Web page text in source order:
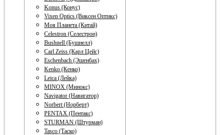
Konus (Конус)
Vixen Optics (Виксен Оптикс)
Моя Планета (Китай)
Celestron (Селестрон)
Bushnell (Бушнелл)
Carl Zeiss (Карл Цейс)
Eschenbach (Эшенбах)
Kenko (Кенко)
Leica (Лейка)
MINOX (Минокс)
Navigator (Навигатор)
Norbert (Норберт)
PENTAX (Пентакс)
STURMAN (Штурман)
Tasco (Таско)